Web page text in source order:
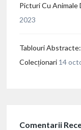
Picturi Cu Animale
2023
Tablouri
Colecționari 14
Comentarii